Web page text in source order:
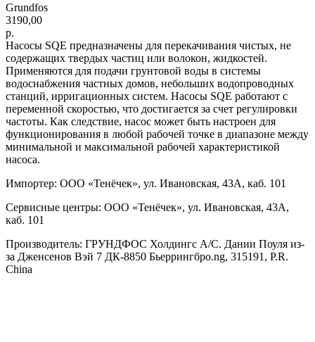
Grundfos
3190,00
р.
Насосы SQE предназначены для перекачивания чистых, не
содержащих твердых частиц или волокон, жидкостей.
Применяются для подачи грунтовой воды в системы
водоснабжения частных домов, небольших водопроводных
станций, ирригационных систем. Насосы SQE работают с
переменной скоростью, что достигается за счет регулировки
частоты. Как следствие, насос может быть настроен для
функционирования в любой рабочей точке в диапазоне между
минимальной и максимальной рабочей характеристикой
насоса.
Импортер: ООО «Тенёчек», ул. Ивановская, 43А, каб. 101
Сервисные центры: ООО «Тенёчек», ул. Ивановская, 43А,
каб. 101
Производитель: ГРУНДФОС Холдингс А/С. Дании Поуля из-
за Дженсенов Вэй 7 ДК-8850 Бьеррингбро.ng, 315191, P.R.
China